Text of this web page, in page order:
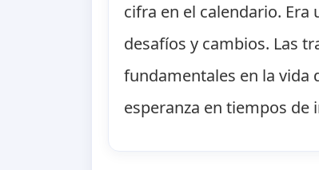
cifra en el calendario.
desafíos y cambios. Las
fundamentales en la vida
esperanza en tiempos de